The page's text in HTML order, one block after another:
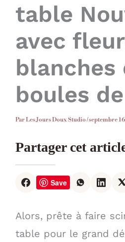
table
avec
blanches
boules
ParLes Jours Doux Studio/septembre
Partager cet
Save
Alors, prête à faire
table pour le grand